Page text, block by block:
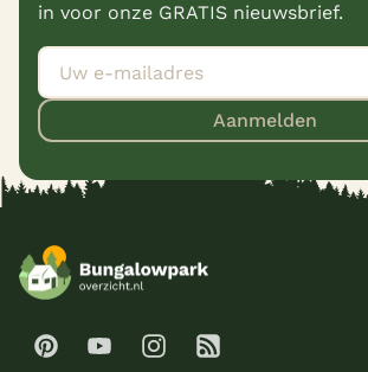
in voor onze GRATIS nieuwsbrief.
Aanmelden